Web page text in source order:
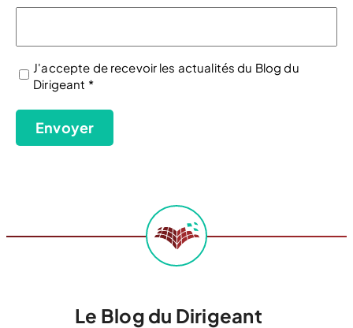
(Nécessaire)
J'accepte de recevoir les actualités du Blog du
Dirigeant *
Envoyer
Le Blog du Dirigeant